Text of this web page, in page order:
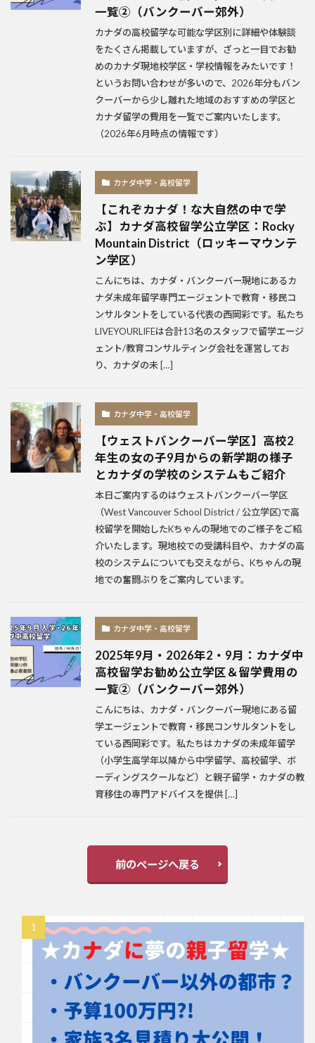
一覧②（バンクーバー郊外）
カナダの高校留学な可能な学区別に詳細や体験談
をたくさん掲載していますが、ざっと一目でお勧
めのカナダ現地校学区・学校情報をみたいです！
というお問い合わせが多いので、2026年分もバン
クーバーから少し離れた地域のおすすめの学区と
カナダ留学の費用を一覧でご案内いたします。
（2026年6月時点の情報です）
カナダ中学・高校留学
【これぞカナダ！な大自然の中で学
ぶ】カナダ高校留学公立学区：Rocky
Mountain District（ロッキーマウンテ
ン学区）
こんにちは、カナダ・バンクーバー現地にあるカ
ナダ未成年留学専門エージェントで教育・移民コ
ンサルタントをしている代表の西岡彩です。私たち
LIVEYOURLIFEは合計13名のスタッフで留学エージ
ェント/教育コンサルティング会社を運営してお
り、カナダの未 […]
カナダ中学・高校留学
【ウェストバンクーバー学区】高校2
年生の女の子9月からの新学期の様子
とカナダの学校のシステムもご紹介
本日ご案内するのはウェストバンクーバー学区
（West Vancouver School District / 公立学区)で高
校留学を開始したKちゃんの現地でのご様子をご紹
介いたします。現地校での受講科目や、カナダの高
校のシステムについても交えながら、Kちゃんの現
地での奮闘ぶりをご案内しています。
カナダ中学・高校留学
2025年9月・2026年2・9月：カナダ中
高校留学お勧め公立学区＆留学費用の
一覧②（バンクーバー郊外）
こんにちは、カナダ・バンクーバー現地にある留
学エージェントで教育・移民コンサルタントをし
ている西岡彩です。私たちはカナダの未成年留学
（小学生高学年以降から中学留学、高校留学、ボ
ーディングスクールなど）と親子留学・カナダの教
育移住の専門アドバイスを提供 […]
前のページへ戻る